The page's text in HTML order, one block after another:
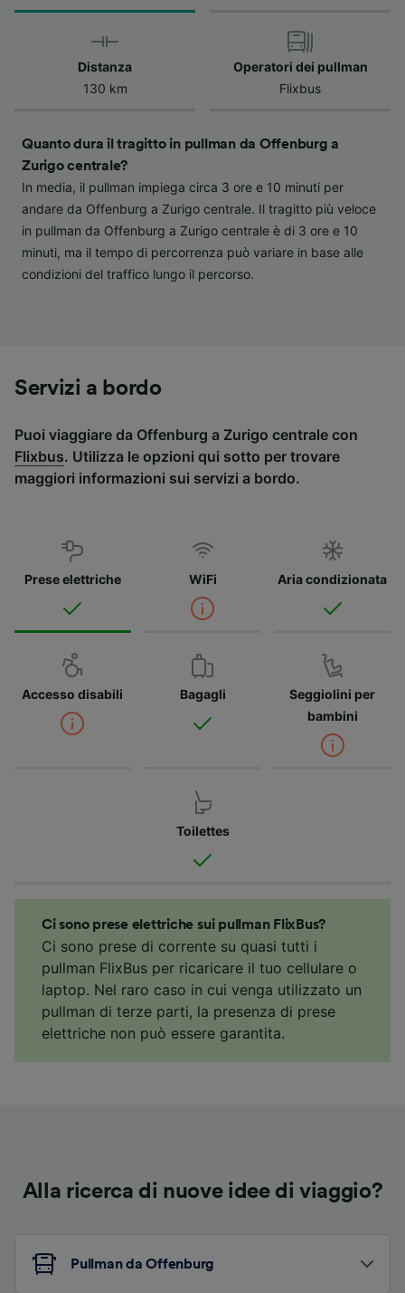
Distanza
130 km
Operatori dei pullman
Flixbus
Quanto dura il tragitto in pullman da Offenburg a
Zurigo centrale?
In media, il pullman impiega circa 3 ore e 10 minuti per
andare da Offenburg a Zurigo centrale. Il tragitto più veloce
in pullman da Offenburg a Zurigo centrale è di 3 ore e 10
minuti, ma il tempo di percorrenza può variare in base alle
condizioni del traffico lungo il percorso.
Servizi a bordo
Puoi viaggiare da Offenburg a Zurigo centrale con
Flixbus. Utilizza le opzioni qui sotto per trovare
maggiori informazioni sui servizi a bordo.
Prese elettriche WiFi Aria condizionata
Accesso disabili Bagagli
Seggiolini per
bambini
Toilettes
Ci sono prese elettriche sui pullman FlixBus?
Ci sono prese di corrente su quasi tutti i
pullman FlixBus per ricaricare il tuo cellulare o
laptop. Nel raro caso in cui venga utilizzato un
pullman di terze parti, la presenza di prese
elettriche non può essere garantita.
Alla ricerca di nuove idee di viaggio?
Pullman da Offenburg
verranno segnalate ai nostri partner e non
influenzeranno i dati sulla navigazione. I tuoi
dati non verranno usati a scopi di
tracciamento se non ci hai fornito il consenso
Noi e i nostri partner trattiamo i dati per
fornire:
Utilizzare dati di geolocalizzazione precisi.
Scansione attiva delle caratteristiche del
dispositivo ai fini dell’identificazione.
Archiviare informazioni su dispositivo e/o
accedervi. Pubblicità e contenuti
personalizzati, misurazione delle prestazioni
dei contenuti e degli annunci, ricerche sul